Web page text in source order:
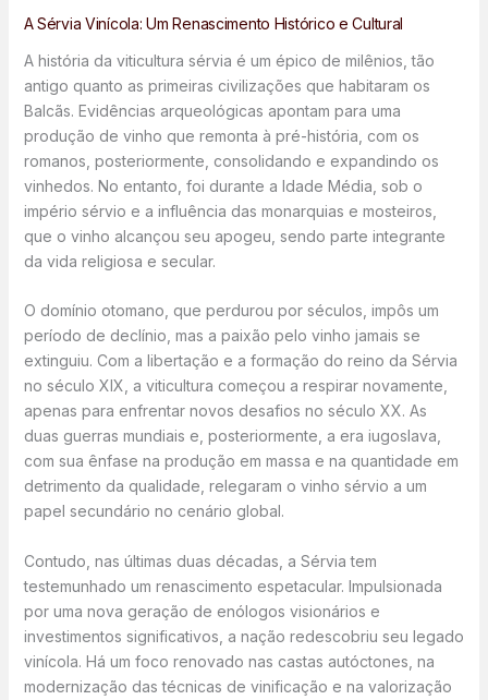
A Sérvia Vinícola: Um Renascimento Histórico e Cultural
A história da viticultura sérvia é um épico de milênios, tão
antigo quanto as primeiras civilizações que habitaram os
Balcãs. Evidências arqueológicas apontam para uma
produção de vinho que remonta à pré-história, com os
romanos, posteriormente, consolidando e expandindo os
vinhedos. No entanto, foi durante a Idade Média, sob o
império sérvio e a influência das monarquias e mosteiros,
que o vinho alcançou seu apogeu, sendo parte integrante
da vida religiosa e secular.
O domínio otomano, que perdurou por séculos, impôs um
período de declínio, mas a paixão pelo vinho jamais se
extinguiu. Com a libertação e a formação do reino da Sérvia
no século XIX, a viticultura começou a respirar novamente,
apenas para enfrentar novos desafios no século XX. As
duas guerras mundiais e, posteriormente, a era iugoslava,
com sua ênfase na produção em massa e na quantidade em
detrimento da qualidade, relegaram o vinho sérvio a um
papel secundário no cenário global.
Contudo, nas últimas duas décadas, a Sérvia tem
testemunhado um renascimento espetacular. Impulsionada
por uma nova geração de enólogos visionários e
investimentos significativos, a nação redescobriu seu legado
vinícola. Há um foco renovado nas castas autóctones, na
modernização das técnicas de vinificação e na valorização